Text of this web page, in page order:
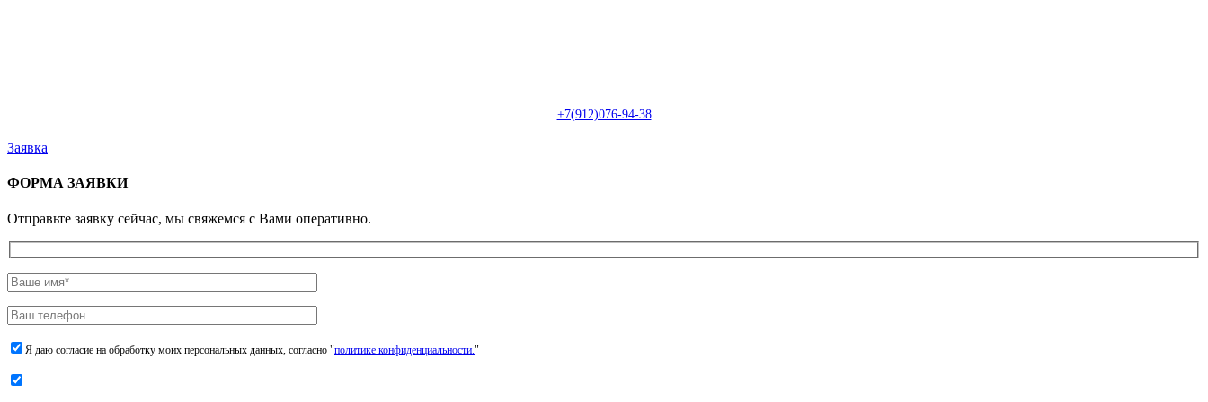
+7(912)076-94-38
Заявка
ФОРМА ЗАЯВКИ
Отправьте заявку сейчас, мы свяжемся с Вами оперативно.
Я даю согласие на обработку моих персональных данных, согласно "политике конфиденциальности."